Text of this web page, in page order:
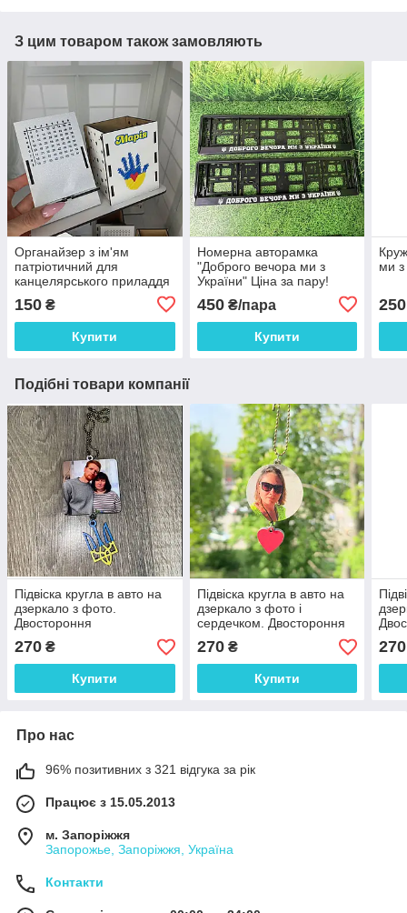
З цим товаром також замовляють
Органайзер з ім'ям
патріотичний для
канцелярського приладдя
150 ₴
Купити
Номерна авторамка
"Доброго вечора ми з
України" Ціна за пару!
450₴/пара
Купити
ми з
250
Подібні товари компанії
Підвіска кругла в авто на
дзеркало з фото.
Двостороння
270 ₴
Купити
Підвіска кругла в авто на
дзеркало з фото і
сердечком. Двостороння
270₴
Купити
270
Про нас
96% позитивних з 321 відгука за рік
Працює з 15.05.2013
м. Запоріжжя
Запорожье, Запоріжжя, Україна
Контакти